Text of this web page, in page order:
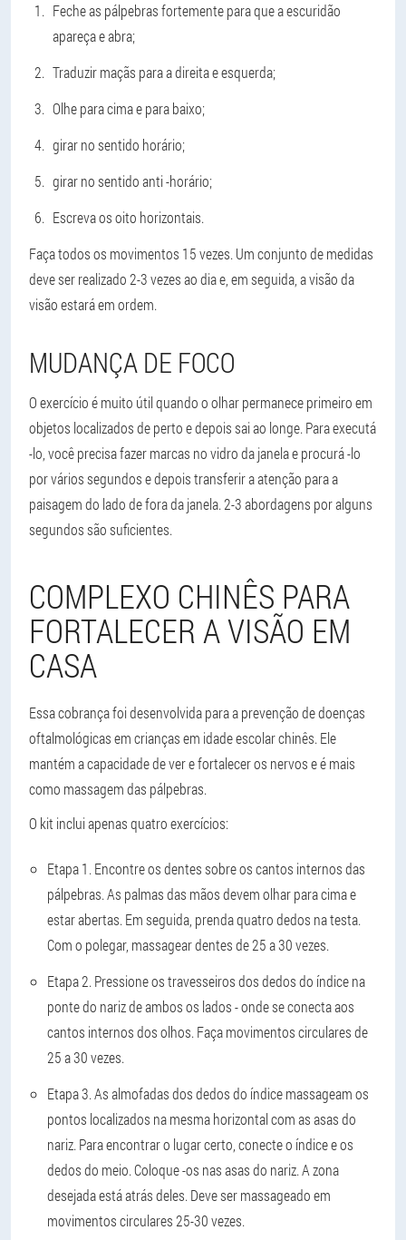
Feche as pálpebras fortemente para que a escuridão
apareça e abra;
Traduzir maçãs para a direita e esquerda;
Olhe para cima e para baixo;
girar no sentido horário;
girar no sentido anti -horário;
Escreva os oito horizontais.
Faça todos os movimentos 15 vezes. Um conjunto de medidas
deve ser realizado 2-3 vezes ao dia e, em seguida, a visão da
visão estará em ordem.
MUDANÇA DE FOCO
O exercício é muito útil quando o olhar permanece primeiro em
objetos localizados de perto e depois sai ao longe. Para executá
-lo, você precisa fazer marcas no vidro da janela e procurá -lo
por vários segundos e depois transferir a atenção para a
paisagem do lado de fora da janela. 2-3 abordagens por alguns
segundos são suficientes.
COMPLEXO CHINÊS PARA
FORTALECER A VISÃO EM
CASA
Essa cobrança foi desenvolvida para a prevenção de doenças
oftalmológicas em crianças em idade escolar chinês. Ele
mantém a capacidade de ver e fortalecer os nervos e é mais
como massagem das pálpebras.
O kit inclui apenas quatro exercícios:
Etapa 1. Encontre os dentes sobre os cantos internos das
pálpebras. As palmas das mãos devem olhar para cima e
estar abertas. Em seguida, prenda quatro dedos na testa.
Com o polegar, massagear dentes de 25 a 30 vezes.
Etapa 2. Pressione os travesseiros dos dedos do índice na
ponte do nariz de ambos os lados - onde se conecta aos
cantos internos dos olhos. Faça movimentos circulares de
25 a 30 vezes.
Etapa 3. As almofadas dos dedos do índice massageam os
pontos localizados na mesma horizontal com as asas do
nariz. Para encontrar o lugar certo, conecte o índice e os
dedos do meio. Coloque -os nas asas do nariz. A zona
desejada está atrás deles. Deve ser massageado em
movimentos circulares 25-30 vezes.